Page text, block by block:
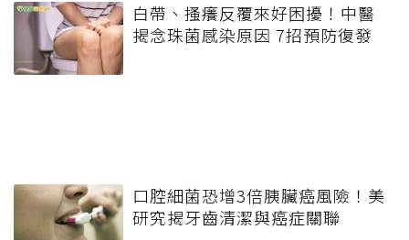
白帶、搔癢反覆來好困擾！中醫
揭念珠菌感染原因 7招預防復發
口腔細菌恐增3倍胰臟癌風險！美
研究揭牙齒清潔與癌症關聯